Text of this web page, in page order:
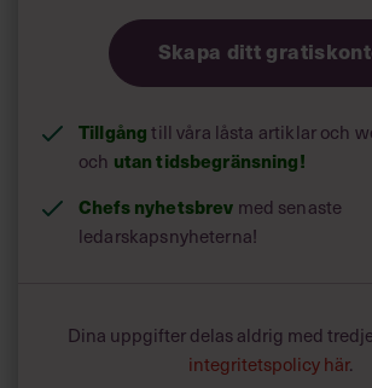
Skapa ditt
Tillgångtill våra låsta artiklar och
och utan tidsbegränsning!
Chefs nyhetsbrev med senaste
ledarskapsnyheterna!
Dina uppgifter delas aldrig med
integritetspolicy här.